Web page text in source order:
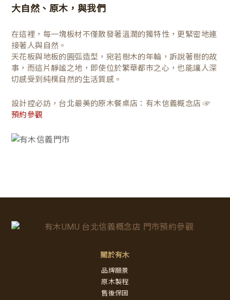
大自然、原木，與我們
在這裡，每一塊板材不僅散發著溫潤的獨特性，更緊密地連
接著人與自然。
天花板與地板的圓弧造型，宛若樹木的年輪，訴說著樹的故
事，而這片靜謐之地，即使位於繁華都市之心，也能讓人深
切感受到純樸自然的生活質感。
設計控必訪，台北最美的原木餐桌店：有木信義概念店 ☞
預約參觀
關於有木
品牌願景
原木製程
售後保固